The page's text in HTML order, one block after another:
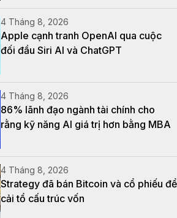
4 Tháng 8, 2026
Apple cạnh tranh OpenAI qua cuộc
đối đầu Siri AI và ChatGPT
4 Tháng 8, 2026
86% lãnh đạo ngành tài chính cho
rằng kỹ năng AI giá trị hơn bằng MBA
4 Tháng 8, 2026
Strategy đã bán Bitcoin và cổ phiếu để
cải tổ cấu trúc vốn